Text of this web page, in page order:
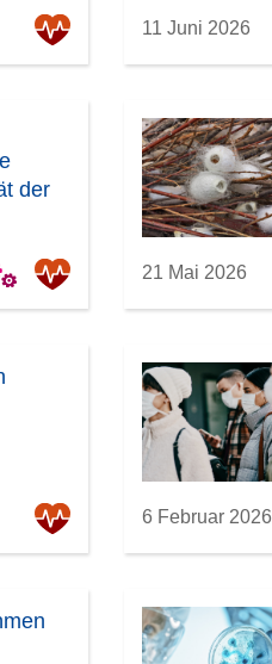
11 Juni 2026
der
21 Mai 2026
6 Februar 2026